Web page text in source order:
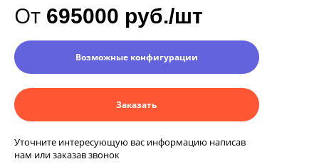
От 695000 руб./шт
Возможные конфигурации
Заказать
Уточните интересующую вас информацию написав
нам или заказав звонок